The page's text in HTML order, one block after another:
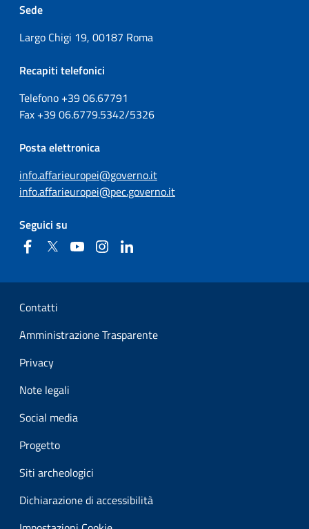
Sede
Largo Chigi 19, 00187 Roma
Recapiti telefonici
Telefono +3906.67791
Fax +3906.6779.5342/5326
Posta elettronica
info.affarieuropei@governo.it
info.affarieuropei@pec.governo.it
Seguici su
FacebookTwitter YouTubeInstagram
Sezione Link Utili
Contatti
Amministrazione Trasparente
Privacy
Note legali
Social media
Progetto
Siti archeologici
Dichiarazione di accessibilità